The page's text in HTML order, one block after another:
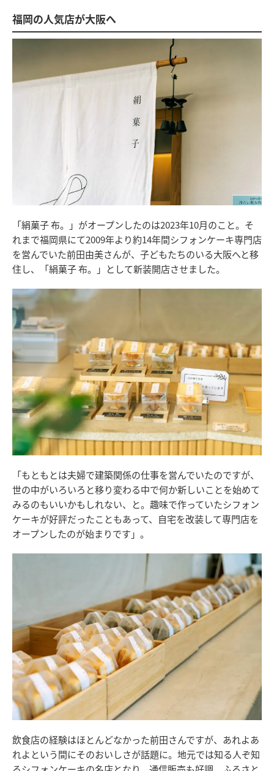
福岡の人気店が大阪へ
「絹菓子 布。」がオープンしたのは2023年10月のこと。そ
れまで福岡県にて2009年より約14年間シフォンケーキ専門店
を営んでいた前田由美さんが、子どもたちのいる大阪へと移
住し、「絹菓子 布。」として新装開店させました。
「もともとは夫婦で建築関係の仕事を営んでいたのですが、
世の中がいろいろと移り変わる中で何か新しいことを始めて
みるのもいいかもしれない、と。趣味で作っていたシフォン
ケーキが好評だったこともあって、自宅を改装して専門店を
オープンしたのが始まりです」。
飲食店の経験はほとんどなかった前田さんですが、あれよあ
れよという間にそのおいしさが話題に。地元では知る人ぞ知